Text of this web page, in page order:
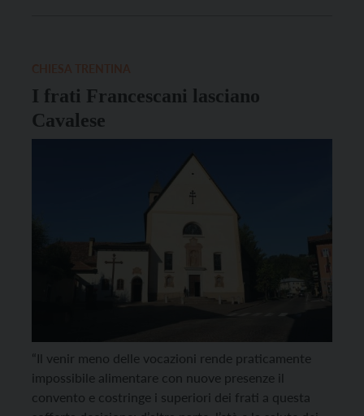
I frati Francescani lasciano
Cavalese
“Il venir meno delle vocazioni rende praticamente
impossibile alimentare con nuove presenze il
convento e costringe i superiori dei frati a questa